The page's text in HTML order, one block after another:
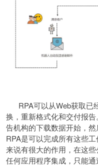
RPA可以从Web获取已
换，重新格式化和交付报
告机构的下载数据开始，
RPA是可以完成所有这些
来说有很大的作用，在这
任何应用程序集成，只能通